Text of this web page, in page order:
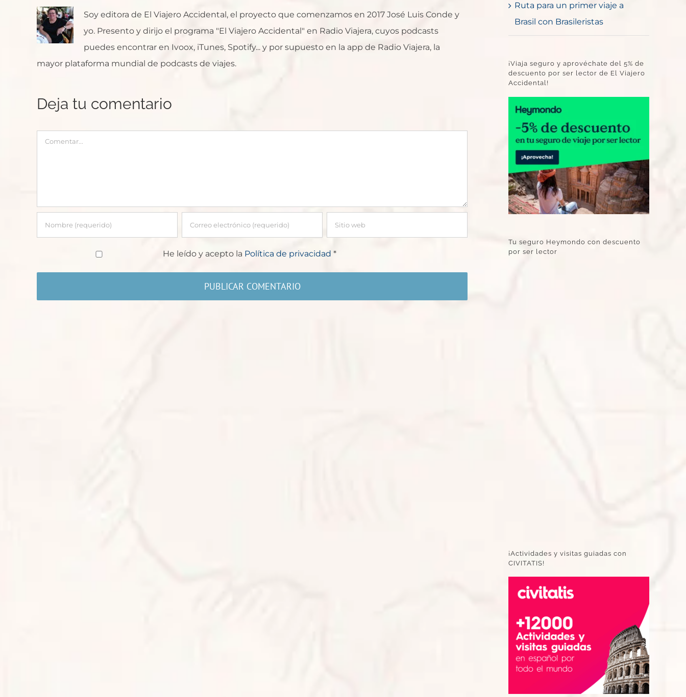
Soy editora de El Viajero Accidental, el proyecto que comenzamos en 2017 José Luis Conde y
yo. Presento y dirijo el programa "El Viajero Accidental" en Radio Viajera, cuyos podcasts
puedes encontrar en Ivoox, iTunes, Spotify... y por supuesto en la app de Radio Viajera, la
mayor plataforma mundial de podcasts de viajes.
Deja tu comentario
Comentar
He leído y acepto la Política de privacidad*
Ruta para un primer viaje a
Brasil con Brasileristas
¡Viaja seguro y aprovéchate del 5% de
descuento por ser lector de El Viajero
Accidental!
Tu seguro Heymondo con descuento
por ser lector
¡Actividades y visitas guiadas con
CIVITATIS!